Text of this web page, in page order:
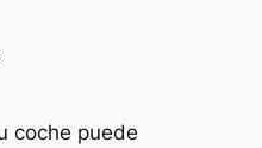
coche puede